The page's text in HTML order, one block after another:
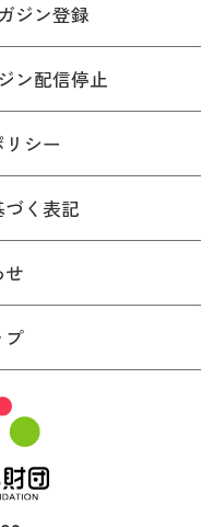
ジン登録
ン配信停止
シー
く表記
せ
プ